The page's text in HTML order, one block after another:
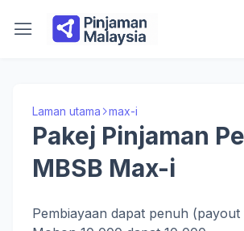
Laman utama max-i
Pakej Pinjaman
MBSB Max-i
Pembiayaan dapat penuh (payout